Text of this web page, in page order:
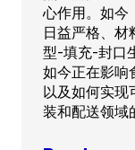
心作用。如今
日益严格、材
型-填充-封口
如今正在影响
以及如何实现
装和配送领域